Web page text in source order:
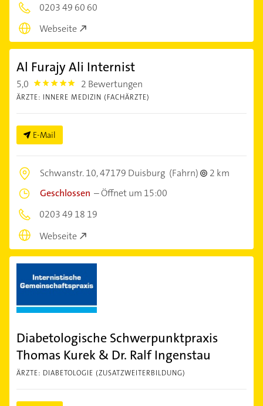
0203 49 60 60
Webseite
Al Furajy Ali Internist
5,0 5.0 2 Bewertungen
ÄRZTE: INNERE MEDIZIN (FACHÄRZTE)
E-Mail
Schwanstr. 10,47179 Duisburg (Fahrn)
2 km
Geschlossen –Öffnet um 15:00
0203 49 18 19
Webseite
Diabetologische Schwerpunktpraxis
Thomas Kurek & Dr. Ralf Ingenstau
ÄRZTE: DIABETOLOGIE (ZUSATZWEITERBILDUNG)